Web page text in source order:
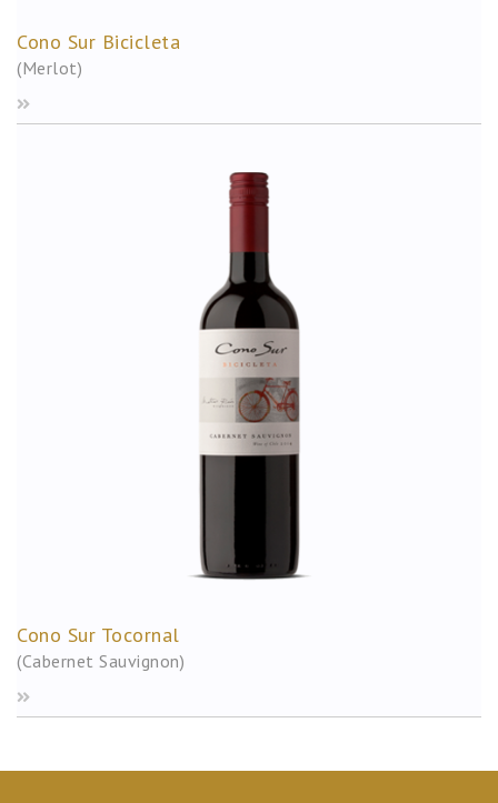
Cono Sur Bicicleta
(Merlot)
Cono Sur Tocornal
(Cabernet Sauvignon)